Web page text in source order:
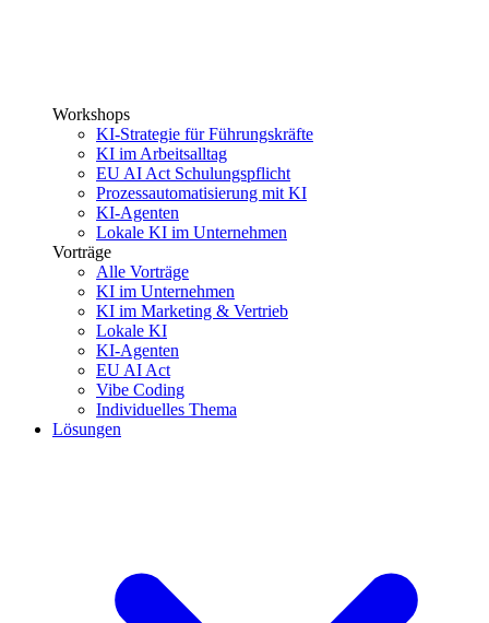
Workshops
KI-Strategie für Führungskräfte
KI im Arbeitsalltag
EU AI Act Schulungspflicht
Prozessautomatisierung mit KI
KI-Agenten
Lokale KI im Unternehmen
Vorträge
Alle Vorträge
KI im Unternehmen
KI im Marketing & Vertrieb
Lokale KI
KI-Agenten
EU AI Act
Vibe Coding
Individuelles Thema
Lösungen